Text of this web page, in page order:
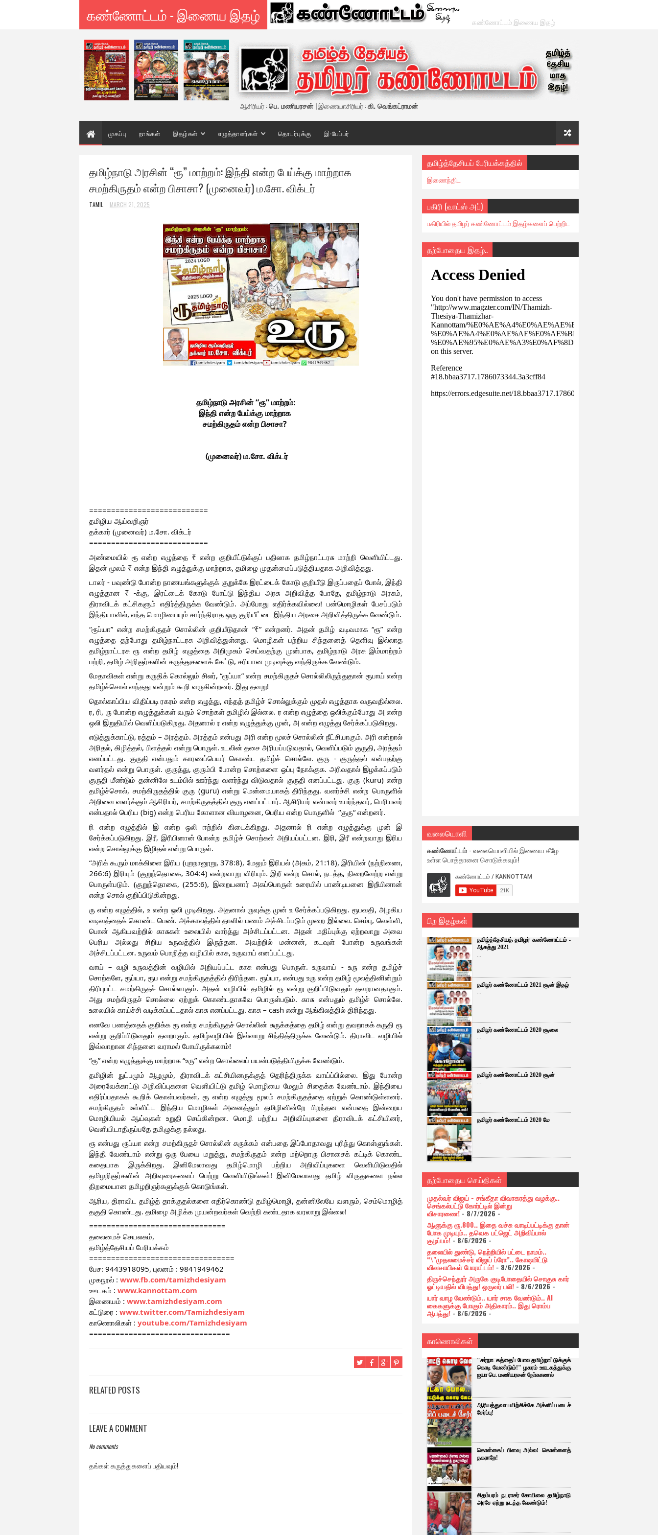
கண்ணோட்டம் - இணைய இதழ் கண்ணோட்டம் இணைய இதழ்
ஆசிரியர் :பெ. மணியரசன் | இணையாசிரியர் :கி. வெங்கட்ராமன்
முகப்பு நாங்கள் இதழ்கள் எழுத்தாளர்கள் தொடர்புக்கு இ-பேப்பர்
தமிழ்நாடு அரசின் “ரூ” மாற்றம்: இந்தி என்ற பேய்க்கு மாற்றாக
சமற்கிருதம் என்ற பிசாசா? (முனைவர்) ம.சோ. விக்டர்
TAMIL MARCH 21, 2025
தமிழ்நாடு அரசின் “ரூ” மாற்றம்:
இந்தி என்ற பேய்க்கு மாற்றாக
சமற்கிருதம் என்ற பிசாசா?
(முனைவர்) ம.சோ. விக்டர்
===========================
தமிழிய ஆய்வறிஞர்
தக்கார் (முனைவர்) ம.சோ. விக்டர்
===========================
அண்மையில் ரூ என்ற எழுத்தை ₹ என்ற குறியீட்டுக்குப் பதிலாக தமிழ்நாட்டரசு மாற்றி வெளியிட்டது.
இதன் மூலம் ₹ என்ற இந்தி எழுத்துக்கு மாற்றாக, தமிழை முதன்மைப்படுத்தியதாக அறிவித்தது.
டாலர் - பவுண்டு போன்ற நாணயங்களுக்குக் குறுக்கே இரட்டைக் கோடு குறியீடு இருப்பதைப் போல், இந்தி
எழுத்தான ₹ -க்கு, இரட்டைக் கோடு போட்டு இந்திய அரசு அறிவித்த போதே, தமிழ்நாடு அரசும்,
திராவிடக் கட்சிகளும் எதிர்த்திருக்க வேண்டும். அப்போது எதிர்க்கவில்லை! பன்மொழிகள் பேசப்படும்
“ரூப்யா” என்ற சமற்கிருதச் சொல்லின் குறியீடுதான் “₹” என்றனர். அதன் தமிழ் வடிவமாக “ரூ” என்ற
எழுத்தை தற்போது தமிழ்நாட்டரசு அறிவித்துள்ளது. மொழிகள் பற்றிய சிந்தனைத் தெளிவு இல்லாத
தமிழ்நாட்டரசு ரூ என்ற தமிழ் எழுத்தை அறிமுகம் செய்வதற்கு முன்பாக, தமிழ்நாடு அரசு இம்மாற்றம்
பற்றி, தமிழ் அறிஞர்களின் கருத்துகளைக் கேட்டு, சரியான முடிவுக்கு வந்திருக்க வேண்டும்.
மேதாவிகள் என்று கருதிக் கொல்லும் சிலர், “ரூப்யா” என்ற சமற்கிருதச் சொல்லிலிருந்துதான் ரூபாய் என்ற
தமிழ்ச்சொல் வந்தது என்றும் கூறி வருகின்றனர். இது தவறு!
தொல்காப்பிய விதிப்படி ரகரம் என்ற எழுத்து, எந்தத் தமிழ்ச் சொல்லுக்கும் முதல் எழுத்தாக வருவதில்லை.
ர, ரி, ரு போன்ற எழுத்துக்கள் வரும் சொற்கள் தமிழில் இல்லை. ர என்ற எழுத்தை ஒலிக்கும்போது அ என்ற
ஒலி இறுதியில் வெளிப்படுகிறது. அதனால் ர என்ற எழுத்துக்கு முன், அ என்ற எழுத்து சேர்க்கப்படுகிறது.
எடுத்துக்காட்டு, ரத்தம் – அரத்தம். அரத்தம் என்பது அரி என்ற மூலச் சொல்லின் நீட்சியாகும். அரி என்றால்
அரிதல், கிழித்தல், பிளத்தல் என்று பொருள். உடலின் தசை அரியப்படுவதால், வெளிப்படும் குருதி, அரத்தம்
எனப்பட்டது. குருதி என்பதும் காரணப்பெயர் கொண்ட தமிழ்ச் சொல்லே. குரு - குருத்தல் என்பதற்கு
வளர்தல் என்று பொருள். குருத்து, குரும்பி போன்ற சொற்களை ஒப்பு நோக்குக. அரிவதால் இழக்கப்படும்
குருதி மீண்டும் தன்னிலே உடம்பில் ஊர்ந்து வளர்ந்து விடுவதால் குருதி எனப்பட்டது. குரு (kuru) என்ற
தமிழ்ச்சொல், சமற்கிருதத்தில் குரு (guru) என்று மென்மையாகத் திரிந்தது. வளர்ச்சி என்ற பொருளில்
அறிவை வளர்க்கும் ஆசிரியர், சமற்கிருதத்தில் குரு எனப்பட்டார். ஆசிரியர் என்பவர் உயர்ந்தவர், பெரியவர்
என்பதால் பெரிய (big) என்ற பெரிய கோளான வியாழனை, பெரிய என்ற பொருளில்  “குரு“ என்றனர்.
ரி என்ற எழுத்தில் இ என்ற ஒலி ஈற்றில் கிடைக்கிறது. அதனால் ரி என்ற எழுத்துக்கு முன் இ
சேர்க்கப்படுகிறது. இரீ, இரீயினான் போன்ற தமிழ்ச் சொற்கள் அறியப்பட்டன. இரி, இரீ என்றவாறு இரிய
என்ற சொல்லுக்கு இழிதல் என்று பொருள்.
“அரிக் கூரும் மாக்கிளை இரிய (புறநானூறு, 378:8), மேலும் இரியல் (அகம், 21:18), இரியின் (நற்றிணை,
266:6) இரியும் (குறுந்தொகை, 304:4) என்றவாறு விரியும். இறீ என்ற சொல், நடத்த, நிறைவேற்ற என்று
பொருள்படும். (குறுந்தொகை, (255:6), இறையனார் அகப்பொருள் உரையில் பாண்டியனை இறீயினான்
என்ற சொல் குறிப்பிடுகின்றது.
ரு என்ற எழுத்தில், உ என்ற ஒலி முடிகிறது. அதனால் ருவுக்கு முன் உ சேர்க்கப்படுகிறது. ரூபவதி, அழகிய
வடிவத்தைக் கொண்ட பெண். அக்காலத்தில் தாளில் பணம் அச்சிடப்படும் முறை இல்லை. செம்பு, வெள்ளி,
பொன் ஆகியவற்றில் காசுகள் உலையில் வார்த்து அச்சிடப்பட்டன. அதன் மதிப்புக்கு ஏற்றவாறு அவை
பெரிய அல்லது சிறிய உருவத்தில் இருந்தன. அவற்றில் மன்னன், கடவுள் போன்ற உருவங்கள்
அச்சிடப்பட்டன. உருவம் பொறித்த வழியில் காசு, உருவாய் எனப்பட்டது.
வாய் – வழி உருவத்தின் வழியில் அறியப்பட்ட காசு என்பது பொருள். உருவாய் - உரு என்ற தமிழ்ச்
சொற்களே, ரூப்யா, ரூப என்று சமற்கிருதத்தில் திரிந்தன. ரூப்யா, என்பது உரு என்ற தமிழ் மூலத்தினின்றும்
திரிபுபட்ட சமற்கிருதச் சொல்லாகும். அதன் வழியில் தமிழில் ரூ என்று குறிப்பிடுவதும் தவறானதாகும்.
அது சமற்கிருதச் சொல்லை ஏற்றுக் கொண்டதாகவே பொருள்படும். காசு என்பதும் தமிழ்ச் சொல்லே.
உலையில் காய்ச்சி வடிக்கப்பட்டதால் காசு எனப்பட்டது. காசு – cash என்று ஆங்கிலத்தில் திரிந்தது.
எனவே பணத்தைக் குறிக்க ரூ என்ற சமற்கிருதச் சொல்லின் சுருக்கத்தை தமிழ் என்று தவறாகக் கருதி ரூ
என்று குறிப்பிடுவதும் தவறாகும். தமிழ்வழியில் இவ்வாறு சிந்தித்திருக்க வேண்டும். திராவிட வழியில்
இவ்வாறான சிந்தனை வராமல் போயிருக்கலாம்!
“ரூ” என்ற எழுத்துக்கு மாற்றாக “உரு” என்ற சொல்லைப் பயன்படுத்தியிருக்க வேண்டும்.
தமிழின் நுட்பமும் ஆழமும், திராவிடக் கட்சியினருக்குத் தெரிந்திருக்க வாய்ப்பில்லை. இது போன்ற
அரைவேக்காட்டு அறிவிப்புகளை வெளியிட்டு தமிழ் மொழியை மேலும் சிதைக்க வேண்டாம். இந்தியை
எதிர்ப்பதாகக் கூறிக் கொள்பவர்கள், ரூ என்ற எழுத்து மூலம் சமற்கிருதத்தை ஏற்றுக் கொண்டுள்ளனர்.
சமற்கிருதம் உள்ளிட்ட இந்திய மொழிகள் அனைத்தும் தமிழினின்றே பிறந்தன என்பதை இன்றைய
மொழியியல் ஆய்வுகள் உறுதி செய்கின்றன. மொழி பற்றிய அறிவிப்புகளை திராவிடக் கட்சியினர்,
வெளியிடாதிருப்பதே தமிழுக்கு நல்லது.
ரூ என்பது ரூப்யா என்ற சமற்கிருதச் சொல்லின் சுருக்கம் என்பதை இப்போதாவது புரிந்து கொள்ளுங்கள்.
இந்தி வேண்டாம் என்று ஒரு பேயை மறுத்து, சமற்கிருதம் என்ற மற்றொரு பிசாசைக் கட்டிக் கொண்ட
கதையாக இருக்கிறது. இனிமேலாவது தமிழ்மொழி பற்றிய அறிவிப்புகளை வெளியிடுவதில்
தமிழறிஞர்களின் அறிவுரைகளைப் பெற்று வெளியிடுங்கள்! இனிமேலாவது தமிழ் விருதுகளை நல்ல
திறமையான தமிழறிஞர்களுக்குக் கொடுங்கள்.
ஆரிய, திராவிட தமிழ்த் தாக்குதல்களை எதிர்கொண்டு தமிழ்மொழி, தன்னிலேயே வளரும், செம்மொழித்
தகுதி கொண்டது. தமிழை அழிக்க முயன்றவர்கள் வெற்றி கண்டதாக வரலாறு இல்லை!
===============================
தலைமைச் செயலகம்,
தமிழ்த்தேசியப் பேரியக்கம்
=================================
பேச: 9443918095, புலனம் : 9841949462
முகநூல் : www.fb.com/tamizhdesiyam
ஊடகம் : www.kannottam.com
இணையம் : www.tamizhdesiyam.com
சுட்டுரை : www.twitter.com/Tamizhdesiyam
காணொலிகள் : youtube.com/Tamizhdesiyam
================================
RELATED POSTS
LEAVE A COMMENT
No comments
தங்கள் கருத்துகளைப் பதியவும்!
தமிழ்த்தேசியப் பேரியக்கத்தில்
இணைந்திட
பகிரி (வாட்ஸ் அப்)
பகிரியில் தமிழர் கண்ணோட்டம் இதழ்களைப் பெற்றிட
தற்போதைய இதழ்..
வலையொளி
கண்ணோட்டம் - வலையொளியில் இணைய கீழே
உள்ள பொத்தானை சொடுக்கவும்!
பிற இதழ்கள்
தமிழ்த்தேசியத் தமிழர் கண்ணோட்டம் -
ஆகத்து 2021
...
தமிழர் கண்ணோட்டம் 2021 சூன் இதழ்
...
தமிழர் கண்ணோட்டம் 2020 சூலை
...
தமிழர் கண்ணோட்டம் 2020 சூன்
...
தமிழர் கண்ணோட்டம் 2020 மே
...
தற்போதைய செய்திகள்
முதல்வர் விஜய் - சங்கீதா விவாகரத்து வழக்கு..
செங்கல்பட்டு கோர்ட்டில் இன்று
விசாரணை!- 8/7/2026-
ஆளுக்கு ரூ.800.. இதை வச்சு வாடிப்பட்டிக்கு தான்
போக முடியும்.. தவெக பட்ஜெட் அறிவிப்பால்
குழப்பம்!- 8/6/2026 -
தலையில் துண்டு, நெற்றியில் பட்டை நாமம்..
“\"முதலமைச்சர் விஜய் ப்ரோ”.. கோஷமிட்டு
விவசாயிகள் போராட்டம்! - 8/6/2026-
திருச்செந்தூர் அருகே குடிபோதையில் சொகுசு கார்
ஓட்டியதில் விபத்து! ஒருவர் பலி! - 8/6/2026-
யார் வாழ வேண்டும்.. யார் சாக வேண்டும்.. AI
கைகளுக்கு போகும் அதிகாரம்.. இது ரொம்ப
ஆபத்து! - 8/6/2026 -
காணொலிகள்
"கர்நாடகத்தைப் போல தமிழ்நாட்டுக்குக்
கொடி வேண்டும்!" ழகரம் ஊடகத்துக்கு
ஐயா பெ. மணியரசன் நோ்காணல்
ஆரியத்துவா பயிற்சிக்கே அக்னிப் படைச்
சேர்ப்பு!
கொள்கைப் பிளவு அல்ல! கொள்ளைத்
தகராறே!
சிதம்பரம் நடராசர் கோயிலை தமிழ்நாடு
அரசே ஏற்று நடத்த வேண்டும்!